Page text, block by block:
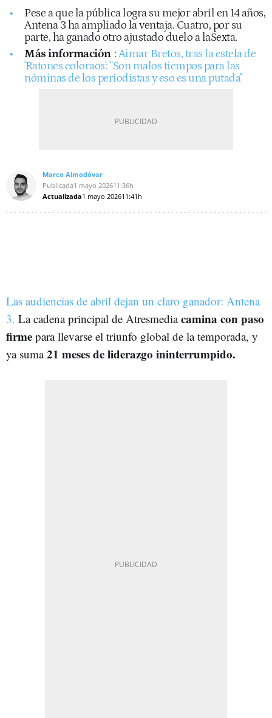
Pese a que la pública logra su mejor abril en 14 años,
Antena 3 ha ampliado la ventaja. Cuatro, por su
parte, ha ganado otro ajustado duelo a laSexta.
Más información :Aimar Bretos, tras la estela de
'Ratones coloraos': "Son malos tiempos para las
nóminas de los periodistas y eso es una putada"
Marco Almodóvar
Publicada1 mayo 202611:36h
Actualizada1 mayo 202611:41h
Las audiencias de abril dejan un claro ganador: Antena
3. La cadena principal de Atresmediacamina con paso
firme para llevarse el triunfo global de la temporada, y
ya suma21 meses de liderazgo ininterrumpido.